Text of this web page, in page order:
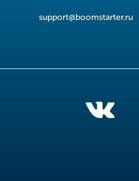
support@boomstarter.ru